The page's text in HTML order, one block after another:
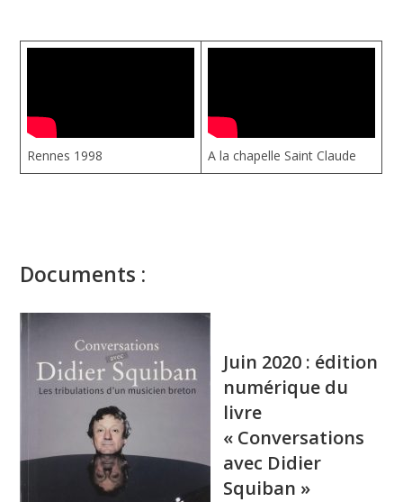
Rennes 1998 A la chapelle Saint Claude
Documents :
Juin 2020 : édition
numérique du
livre
« Conversations
avec Didier
Squiban »